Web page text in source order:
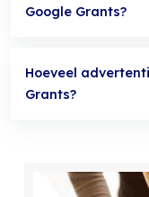
Google Grants?
Hoeveel
Grants?